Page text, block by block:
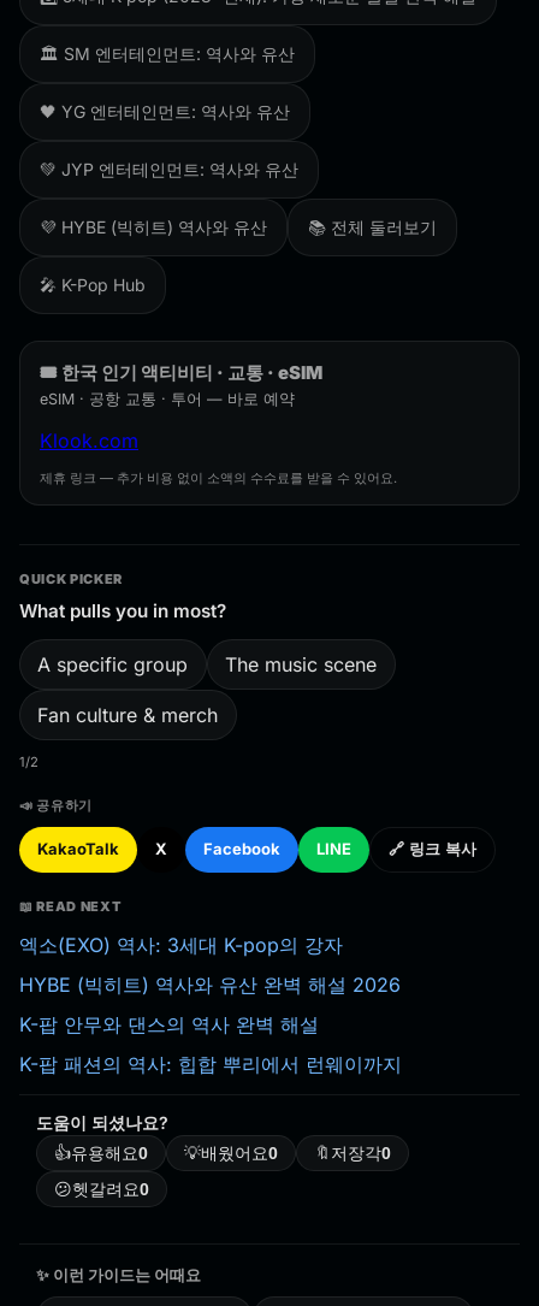
🏛️ SM 엔터테인먼트: 역사와 유산
🖤 YG 엔터테인먼트: 역사와 유산
💚 JYP 엔터테인먼트: 역사와 유산
💜 HYBE (빅히트) 역사와 유산 📚 전체 둘러보기
🎤 K-Pop Hub
🎟️ 한국 인기 액티비티 · 교통 · eSIM
eSIM · 공항 교통 · 투어 — 바로 예약
Klook.com
제휴 링크 — 추가 비용 없이 소액의 수수료를 받을 수 있어요.
QUICK PICKER
What pulls you in most?
A specific group The music scene
Fan culture & merch
1/2
📣 공유하기
KakaoTalk X Facebook LINE 🔗 링크 복사
📖 READ NEXT
엑소(EXO) 역사: 3세대 K-pop의 강자
HYBE (빅히트) 역사와 유산 완벽 해설 2026
K-팝 안무와 댄스의 역사 완벽 해설
K-팝 패션의 역사: 힙합 뿌리에서 런웨이까지
도움이 되셨나요?
👍유용해요0 💡배웠어요0 🔖 저장각0
😕헷갈려요0
✨ 이런 가이드는 어때요